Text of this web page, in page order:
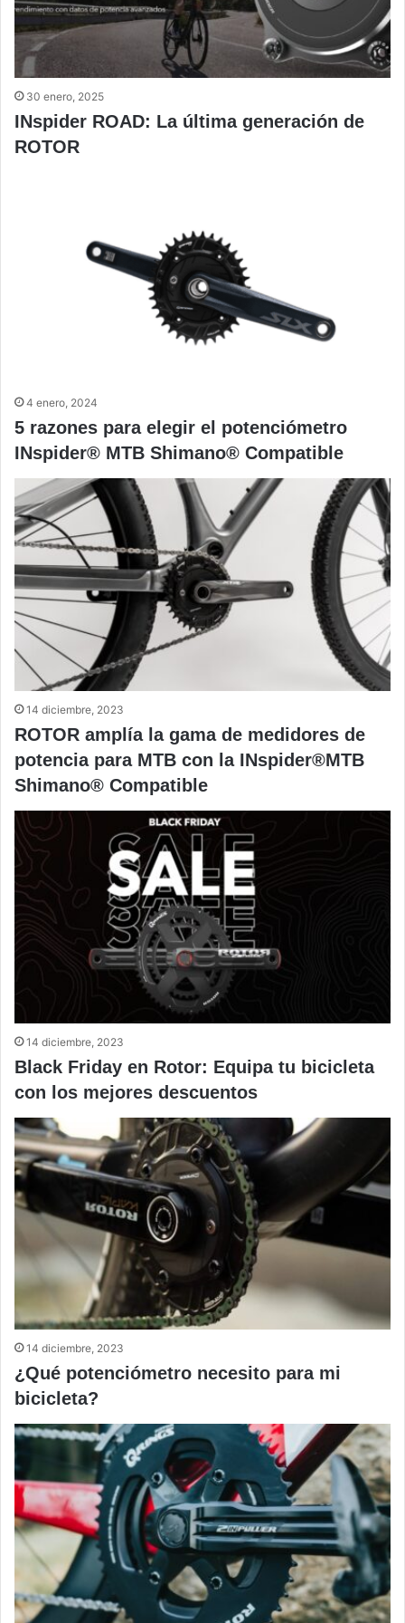
30 enero, 2025
INspider ROAD: La última generación de
ROTOR
4 enero, 2024
5 razones para elegir el potenciómetro
INspider® MTB Shimano® Compatible
14 diciembre, 2023
ROTOR amplía la gama de medidores de
potencia para MTB con la INspider®MTB
Shimano® Compatible
14 diciembre, 2023
Black Friday en Rotor: Equipa tu bicicleta
con los mejores descuentos
14 diciembre, 2023
¿Qué potenciómetro necesito para mi
bicicleta?